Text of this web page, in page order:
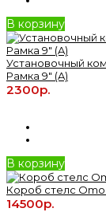
В корзину
Установочный
Рамка 9" (A)
2300р.
В корзину
Короб стелс
14500р.